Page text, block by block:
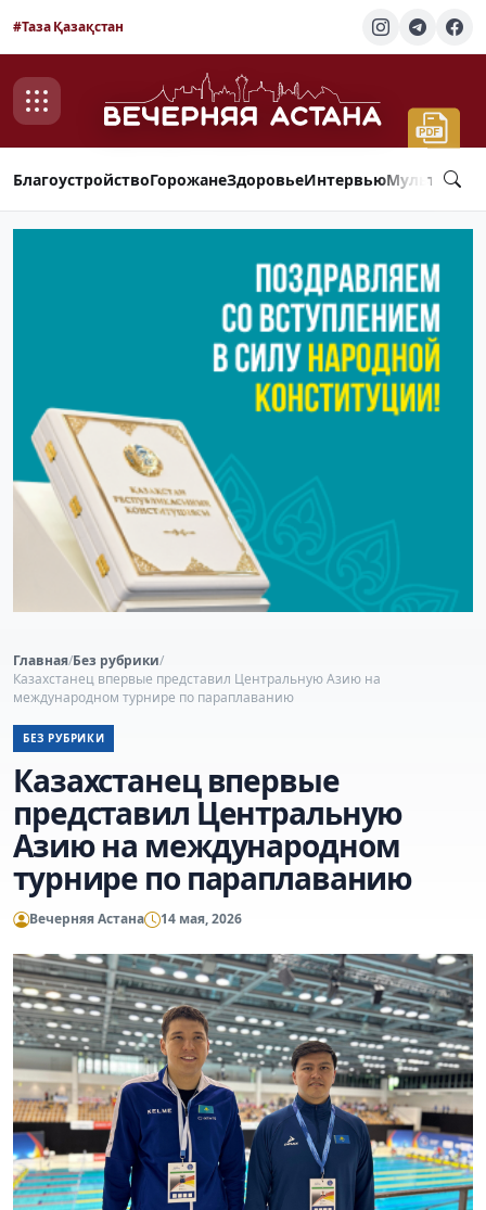
#Таза Қазақстан
БлагоустройствоГорожанеЗдоровьеИнтервью
Главная/Без рубрики/
Казахстанец впервые представил Центральную Азию на
международном турнире по параплаванию
БЕЗ РУБРИКИ
Казахстанец впервые
представил Центральную
Азию на международном
турнире по параплаванию
Вечерняя Астана 14 мая, 2026